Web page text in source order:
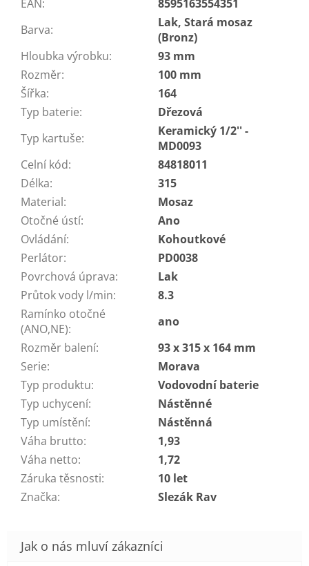
EAN:
8595163554351
Barva:
Lak, Stará mosaz
(Bronz)
Hloubka výrobku:
93 mm
Rozměr:
100 mm
Šířka:
164
Typ baterie:
Dřezová
Typ kartuše:
Keramický 1/2'' -
MD0093
Celní kód:
84818011
Délka:
315
Material:
Mosaz
Otočné ústí:
Ano
Ovládání:
Kohoutkové
Perlátor:
PD0038
Povrchová úprava:
Lak
Průtok vody l/min:
8.3
Ramínko otočné
(ANO,NE):
ano
Rozměr balení:
93 x 315 x 164 mm
Serie:
Morava
Typ produktu:
Vodovodní baterie
Typ uchycení:
Nástěnné
Typ umístění:
Nástěnná
Váha brutto:
1,93
Váha netto:
1,72
Záruka těsnosti:
10 let
Značka: Slezák Rav